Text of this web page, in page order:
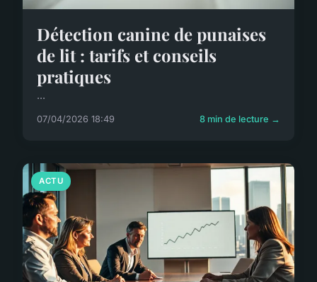
Détection canine de punaises
de lit : tarifs et conseils
pratiques
...
07/04/2026 18:49 8 min de lecture →
ACTU